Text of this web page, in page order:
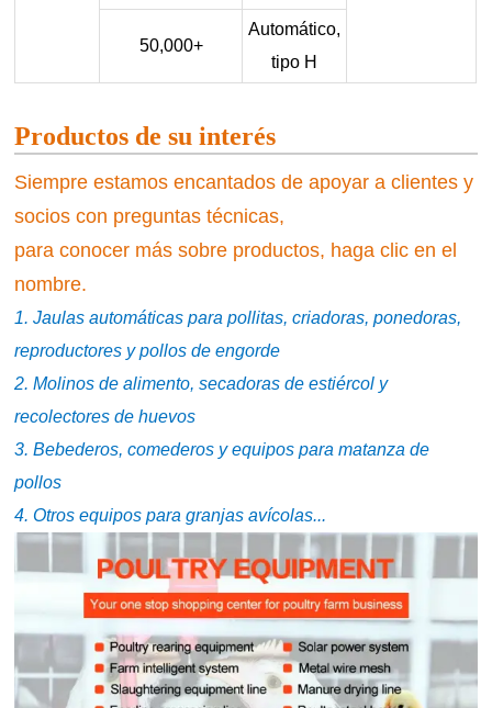
50,000+
Automático,
tipo H
Productos de su interés
Siempre estamos encantados de apoyar a clientes y
socios con preguntas técnicas,
para conocer más sobre productos, haga clic en el
nombre.
1. Jaulas automáticas para pollitas, criadoras, ponedoras,
reproductores y pollos de engorde
2. Molinos de alimento, secadoras de estiércol y
recolectores de huevos
3. Bebederos, comederos y equipos para matanza de
pollos
4. Otros equipos para granjas avícolas...